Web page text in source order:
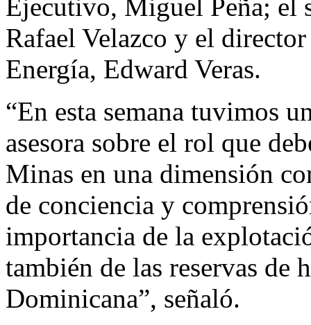
Ejecutivo, Miguel Peña; el
Rafael Velazco y el
Energía, Edward Veras.
“En esta semana tuvimos
asesora sobre el rol que
Minas en una dimensión
de conciencia y
importancia de la
también de las reservas de
Dominicana”, señaló.